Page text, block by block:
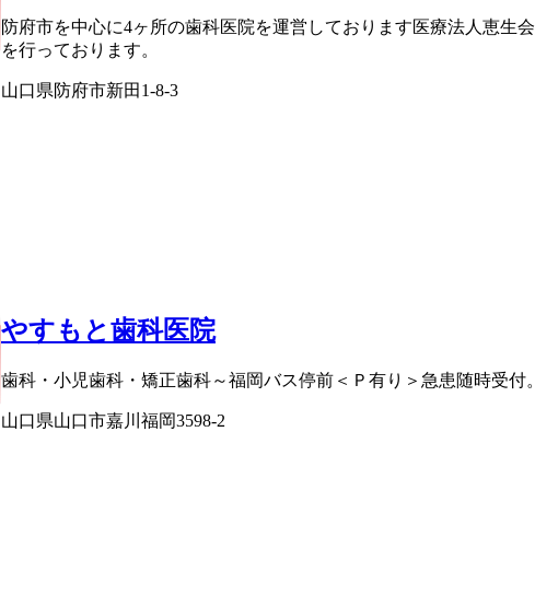
防府市を中心に4ヶ所の歯科医院を運営しております医療法人恵生
を行っております。
山口県防府市新田1-8-3
やすもと歯科医院
歯科・小児歯科・矯正歯科～福岡バス停前＜Ｐ有り＞急患随時受付
山口県山口市嘉川福岡3598-2